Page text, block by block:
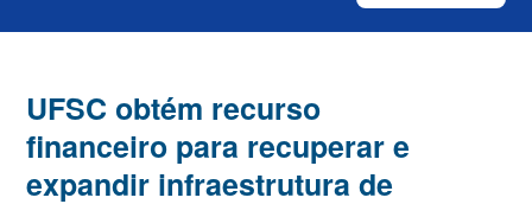
UFSC obtém recurso
financeiro para recuperar e
expandir infraestrutura de